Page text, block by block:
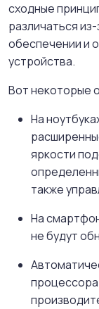
сходные
различаться
обеспечении и
устройства.
Вот некоторые
На
яркости
также
На
не будут